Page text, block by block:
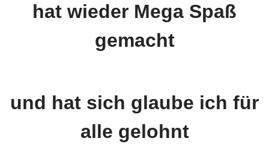
hat wieder Mega Spaß
gemacht
und hat sich glaube ich für
alle gelohnt